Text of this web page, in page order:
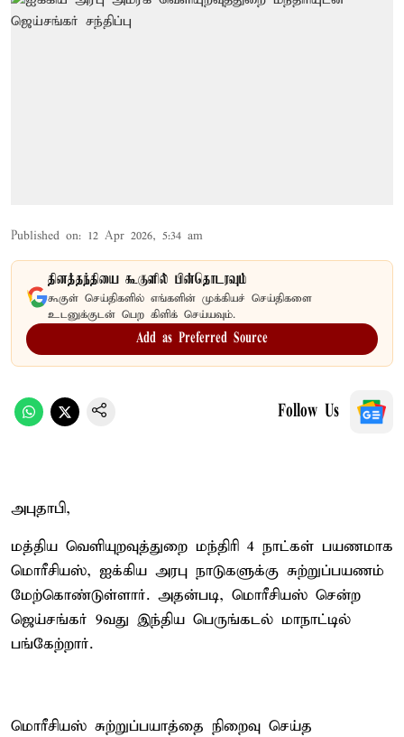
Published on: 12 Apr 2026, 5:34 am
தினத்தந்தியை கூகுளில் பின்தொடரவும்
கூகுள் செய்திகளில் எங்களின் முக்கியச் செய்திகளை
உடனுக்குடன் பெற கிளிக் செய்யவும்.
Add as Preferred Source
Follow Us
அபுதாபி,
மத்திய வெளியுறவுத்துறை மந்திரி 4 நாட்கள் பயணமாக
மொரீசியஸ், ஐக்கிய அரபு நாடுகளுக்கு சுற்றுப்பயணம்
மேற்கொண்டுள்ளார். அதன்படி, மொரீசியஸ் சென்ற
ஜெய்சங்கர் 9வது இந்திய பெருங்கடல் மாநாட்டில்
பங்கேற்றார்.
மொரீசியஸ் சுற்றுப்பயாத்தை நிறைவு செய்த